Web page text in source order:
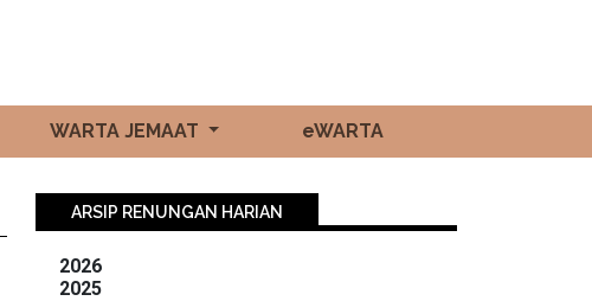
WARTA JEMAAT eWARTA
ARSIP RENUNGAN HARIAN
2026
2025